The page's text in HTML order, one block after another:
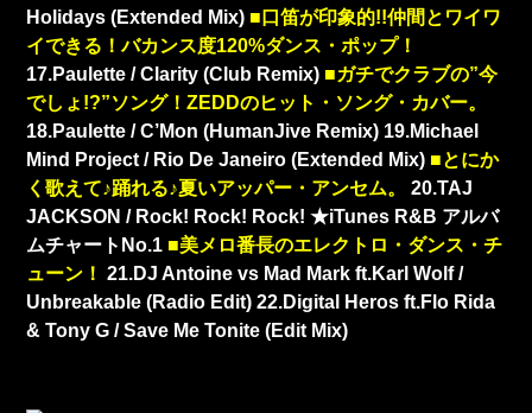
Holidays (Extended Mix) ■口笛が印象的!!仲間とワイワ
イできる！バカンス度120%ダンス・ポップ！
17.Paulette / Clarity (Club Remix) ■ガチでクラブの”今
でしょ!?”ソング！ZEDDのヒット・ソング・カバー。
18.Paulette / C’Mon (HumanJive Remix) 19.Michael
Mind Project / Rio De Janeiro (Extended Mix) ■とにか
く歌えて♪踊れる♪夏いアッパー・アンセム。
20.TAJ
JACKSON / Rock! Rock! Rock! ★iTunes R&B アルバ
ムチャートNo.1 ■美メロ番長のエレクトロ・ダンス・チ
ューン！ 21.DJ Antoine vs Mad Mark ft.Karl Wolf /
Unbreakable (Radio Edit) 22.Digital Heros ft.Flo Rida
& Tony G / Save Me Tonite (Edit Mix)